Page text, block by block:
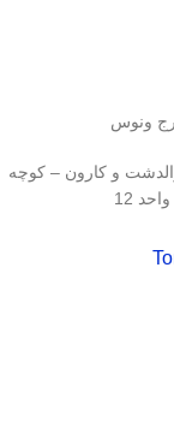
ونوس
و کارون – کوچه